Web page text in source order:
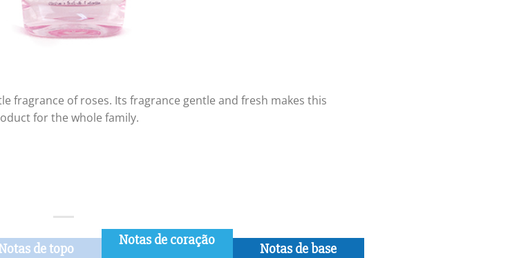
fragrance of roses. Its fragrance gentle and fresh makes this
for the whole family.
de topo Notas de coração Notas de base